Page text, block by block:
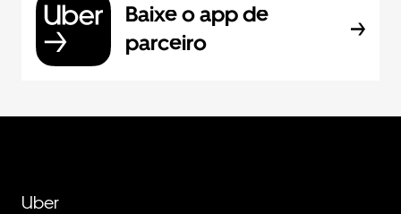
Baixe o app de
parceiro
Uber